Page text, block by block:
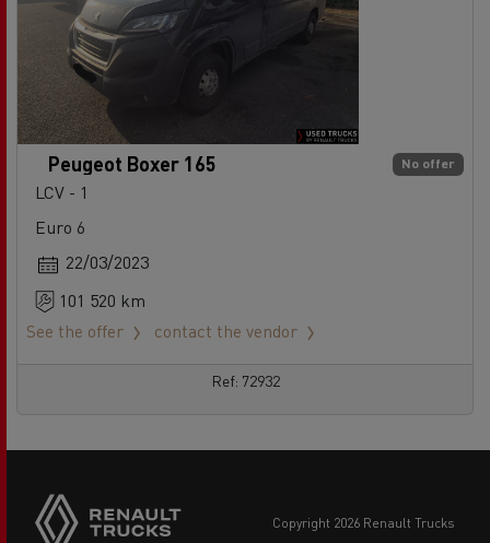
No offer
Peugeot Boxer 165
LCV - 1
Euro 6
22/03/2023
101 520 km
See the offer
contact the vendor
Ref: 72932
buttons
copyright 2026 Renault Trucks